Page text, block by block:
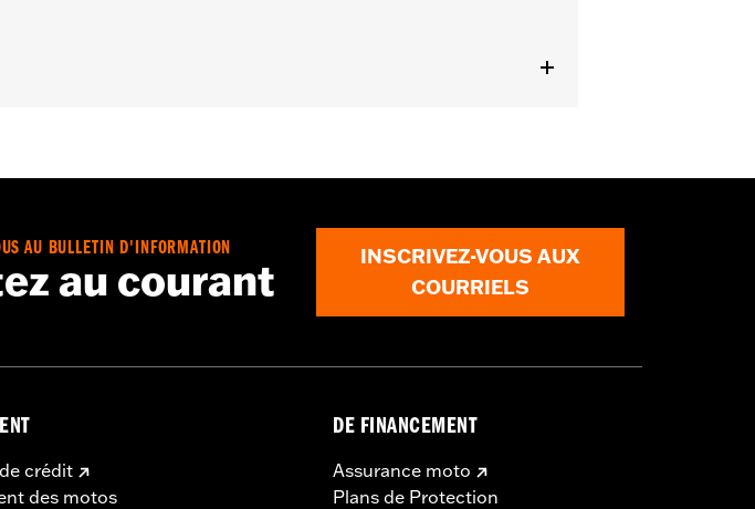
AU BULLETIN D'INFORMATION
au courant
INSCRIVEZ-VOUS AUX
COURRIELS
crédit
des motos
DE FINANCEMENT
Assurance moto
Plans de Protection